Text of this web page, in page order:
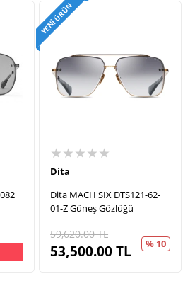
YENI ÜRÜN
★★★★★
Dita
Dita MACH SIX DTS121-62-
01-Z Güneş Gözlüğü
59,620.00TL
53,500.00TL % 10